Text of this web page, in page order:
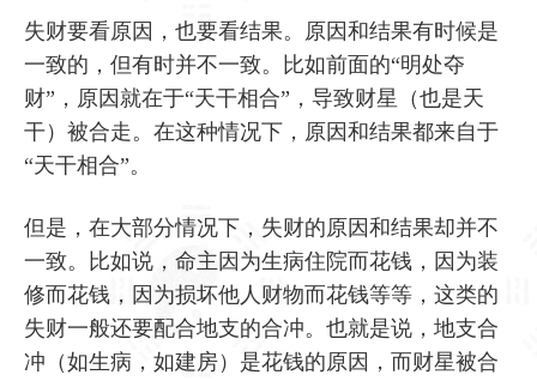
失财要看原因，也要看结果。原因和结果有时候是
一致的，但有时并不一致。比如前面的“明处夺
财”，原因就在于“天干相合”，导致财星（也是天
干）被合走。在这种情况下，原因和结果都来自于
“天干相合”。
但是，在大部分情况下，失财的原因和结果却并不
一致。比如说，命主因为生病住院而花钱，因为装
修而花钱，因为损坏他人财物而花钱等等，这类的
失财一般还要配合地支的合冲。也就是说，地支合
冲（如生病，如建房）是花钱的原因，而财星被合